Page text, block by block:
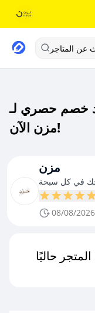
عن المتاجر
خصم حصري لـ
مزن الآن!
مزن
في كل سبحة